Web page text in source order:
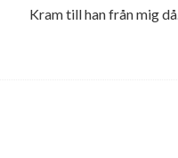
Kram till han från mig då.